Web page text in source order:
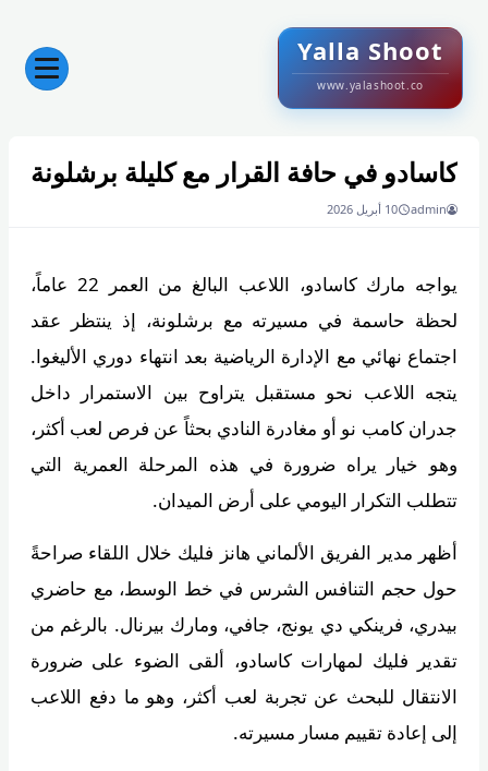
Yalla Shoot
www.yalashoot.co
كاسادو في حافة القرار مع كليلة برشلونة
admin 10 أبريل 2026
يواجه مارك كاسادو، اللاعب البالغ من العمر 22 عاماً،
لحظة حاسمة في مسيرته مع برشلونة، إذ ينتظر عقد
اجتماع نهائي مع الإدارة الرياضية بعد انتهاء دوري الأليغوا.
يتجه اللاعب نحو مستقبل يتراوح بين الاستمرار داخل
جدران كامب نو أو مغادرة النادي بحثاً عن فرص لعب أكثر،
وهو خيار يراه ضرورة في هذه المرحلة العمرية التي
تتطلب التكرار اليومي على أرض الميدان.
أظهر مدير الفريق الألماني هانز فليك خلال اللقاء صراحةً
حول حجم التنافس الشرس في خط الوسط، مع حاضري
بيدري، فرينكي دي يونج، جافي، ومارك بيرنال. بالرغم من
تقدير فليك لمهارات كاسادو، ألقى الضوء على ضرورة
الانتقال للبحث عن تجربة لعب أكثر، وهو ما دفع اللاعب
إلى إعادة تقييم مسار مسيرته.